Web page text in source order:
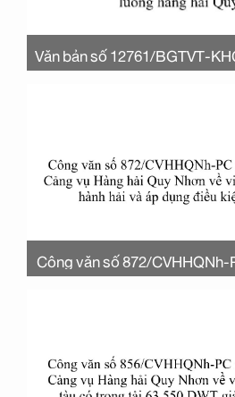
Văn bản số 12761/BGTVT-
của Bộ Giao thông vận tải về
Công văn số 872/
của Cảng vụ Hàng hải Quy